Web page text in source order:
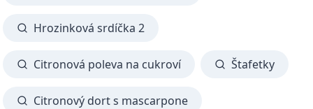
Hrozinková srdíčka 2
Citronová poleva na cukroví Štafetky
Citronový dort s mascarpone